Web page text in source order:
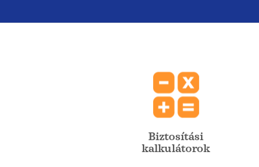
Biztosítási
kalkulátorok